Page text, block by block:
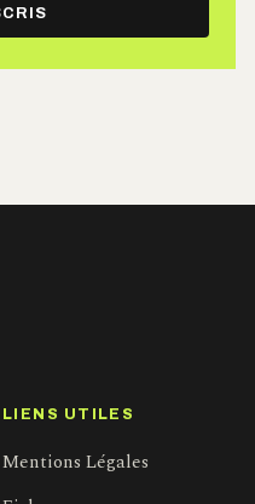
LIENS UTILES
Mentions Légales